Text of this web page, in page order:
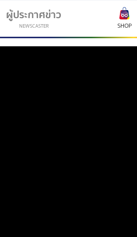
ผู้ประกาศข่าว
NEWSCASTER SHOP